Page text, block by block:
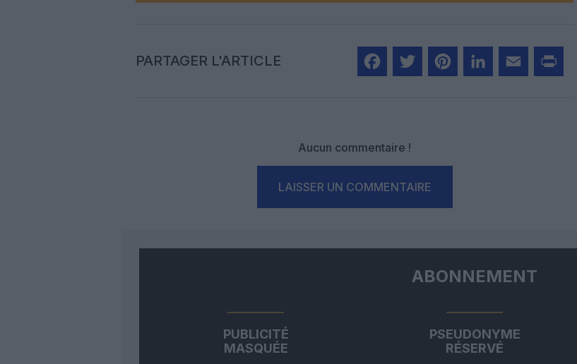
PARTAGER L'ARTICLE
Aucun commentaire !
LAISSER UN COMMENTAIRE
ABONNEMENT
PUBLICITÉ
MASQUÉE
PSEUDONYME
RÉSERVÉ